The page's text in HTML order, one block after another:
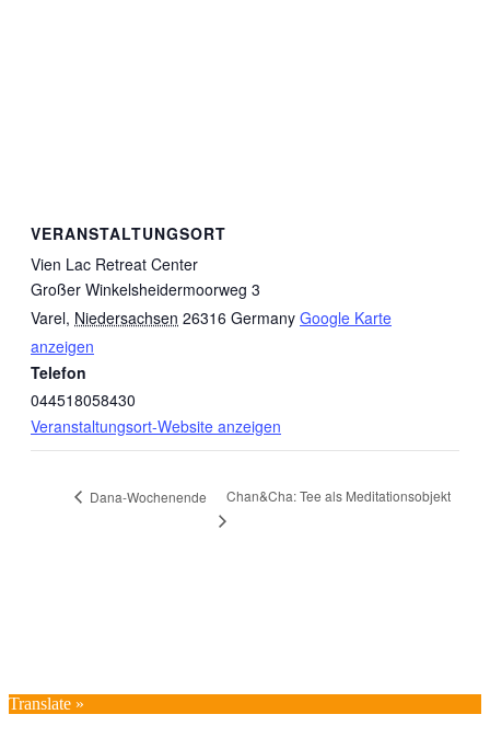
VERANSTALTUNGSORT
Vien Lac Retreat Center
Großer Winkelsheidermoorweg 3
Varel, Niedersachsen 26316 Germany Google Karte
anzeigen
Telefon
044518058430
Veranstaltungsort-Website anzeigen
Dana-Wochenende Chan&Cha: Tee als Meditationsobjekt
Translate »